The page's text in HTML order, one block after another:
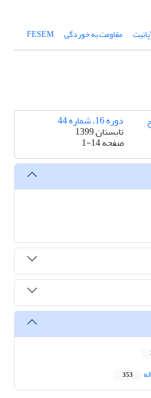
مقاومت به خوردگی FESEM
دوره 16، شماره 44
تابستان 1399
صفحه1-14
353